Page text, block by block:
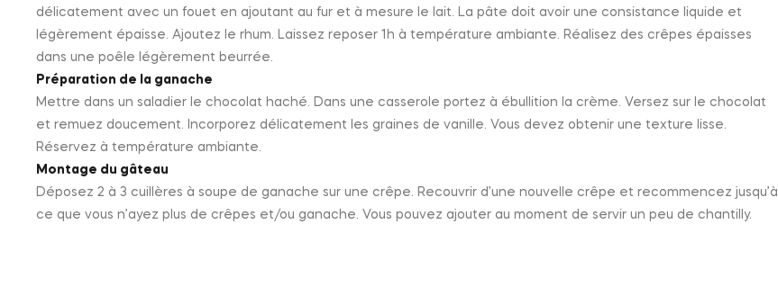
délicatement avec un fouet en ajoutant au fur et à mesure le lait. La pâte doit avoir une consistance liquide et
légèrement épaisse. Ajoutez le rhum. Laissez reposer 1h à température ambiante. Réalisez des crêpes épaisses
dans une poêle légèrement beurrée.
Préparation de la ganache
Mettre dans un saladier le chocolat haché. Dans une casserole portez à ébullition la crème. Versez sur le chocolat
et remuez doucement. Incorporez délicatement les graines de vanille. Vous devez obtenir une texture lisse.
Réservez à température ambiante.
Montage du gâteau
Déposez 2 à 3 cuillères à soupe de ganache sur une crêpe. Recouvrir d’une nouvelle crêpe et recommencez jusqu’à
ce que vous n’ayez plus de crêpes et/ou ganache. Vous pouvez ajouter au moment de servir un peu de chantilly.